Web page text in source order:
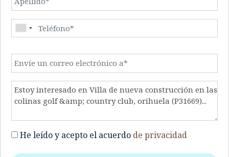
He leído y acepto el acuerdo de privacidad